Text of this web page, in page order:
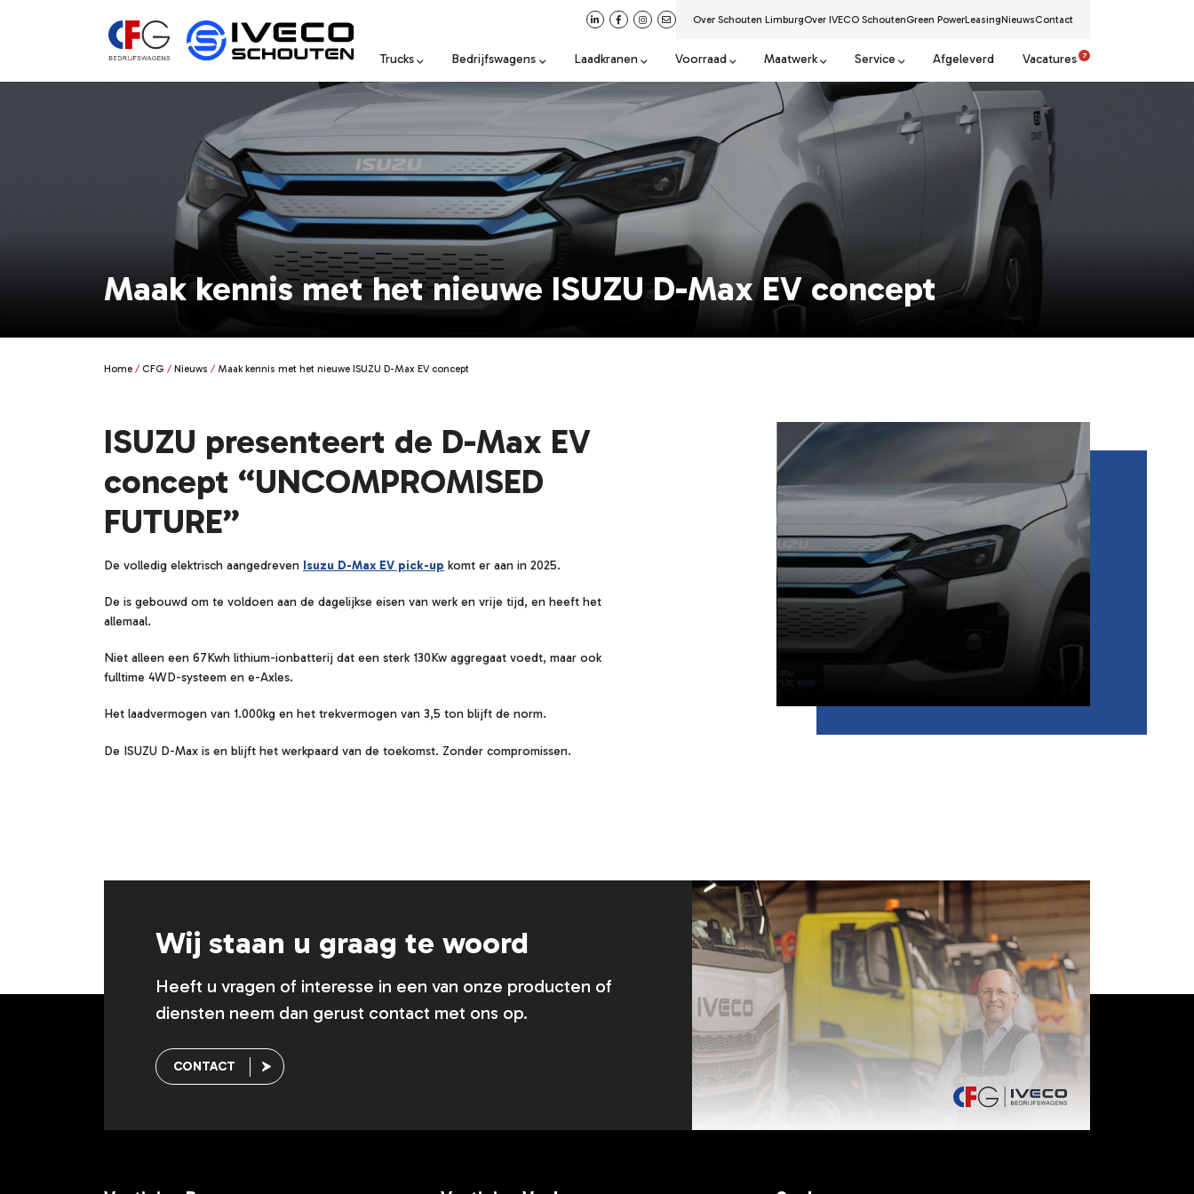
Over Schouten LimburgOver IVECO SchoutenGreen PowerLeasingNieuwsContact
Trucks Bedrijfswagens Laadkranen Voorraad Maatwerk Service Afgeleverd Vacatures 7
Maak kennis met het nieuwe ISUZU D-Max EV concept
Home CFG Nieuws Maak kennis met het nieuwe ISUZU D-Max EV concept
ISUZU presenteert de D-Max EV
concept “UNCOMPROMISED
FUTURE”
De volledig elektrisch aangedreven Isuzu D-Max EV pick-up komt er aan in 2025.
De is gebouwd om te voldoen aan de dagelijkse eisen van werk en vrije tijd, en heeft het
allemaal.
Niet alleen een 67Kwh lithium-ionbatterij dat een sterk 130Kw aggregaat voedt, maar ook
fulltime 4WD-systeem en e-Axles.
Het laadvermogen van 1.000kg en het trekvermogen van 3,5 ton blijft de norm.
De ISUZU D-Max is en blijft het werkpaard van de toekomst. Zonder compromissen.
Wij staan u graag te woord
Heeft u vragen of interesse in een van onze producten of
diensten neem dan gerust contact met ons op.
CONTACT